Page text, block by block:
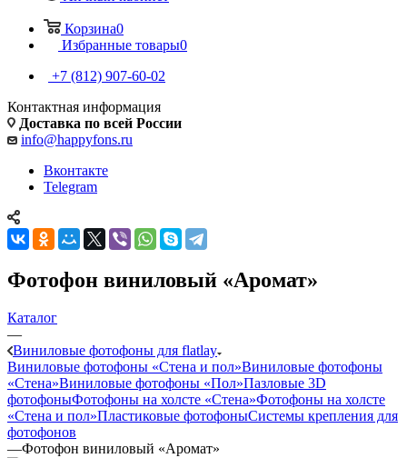
Корзина0
Избранные товары0
+7 (812) 907-60-02
Контактная информация
Доставка по всей России
info@happyfons.ru
Вконтакте
Telegram
Фотофон виниловый «Аромат»
Каталог
—
Виниловые фотофоны для flatlay
Виниловые фотофоны «Стена и пол»Виниловые фотофоны
«Стена»Виниловые фотофоны «Пол»Пазловые 3D
фотофоныФотофоны на холсте «Стена»Фотофоны на холсте
«Стена и пол»Пластиковые фотофоныСистемы крепления для
фотофонов
—Фотофон виниловый «Аромат»